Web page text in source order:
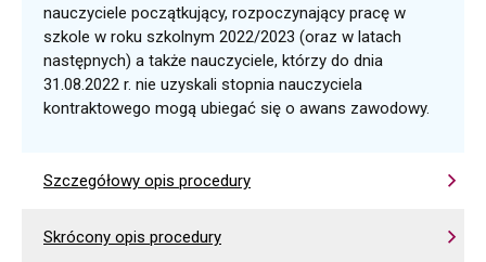
nauczyciele początkujący, rozpoczynający pracę w
szkole w roku szkolnym 2022/2023 (oraz w latach
następnych) a także nauczyciele, którzy do dnia
31.08.2022 r. nie uzyskali stopnia nauczyciela
kontraktowego mogą ubiegać się o awans zawodowy.
Szczegółowy opis procedury
Skrócony opis procedury